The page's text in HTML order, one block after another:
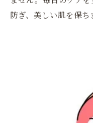
防ぎ、美しい肌を保ち